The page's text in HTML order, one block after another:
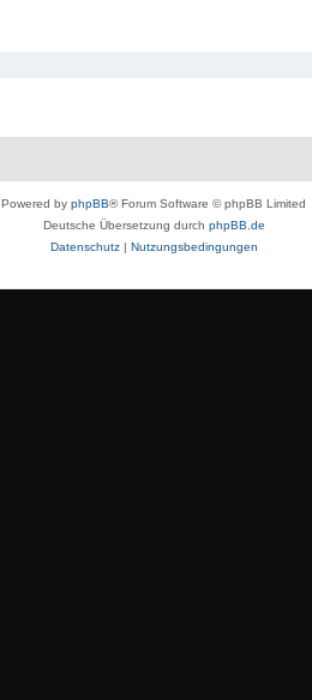
Powered by phpBB® Forum Software © phpBB Limited
Deutsche Übersetzung durch phpBB.de
Datenschutz| Nutzungsbedingungen